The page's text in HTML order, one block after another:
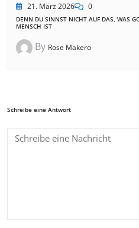
21. März 2026 0
DENN DU SINNST NICHT AUF DAS, WAS
MENSCH IST
By Rose Makero
Schreibe eine Antwort